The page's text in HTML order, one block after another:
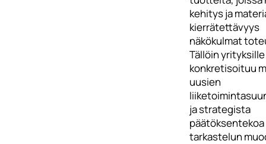
kehitys ja
kierrätettävyys
näkökulmat
Tällöin
konkretisoituu
uusien
ja strategista
tarkastelun